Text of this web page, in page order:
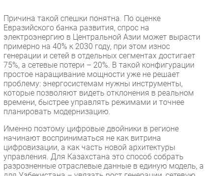
IT класс
Тестовый стенд
Каталог компаний
Причина такой спешки понятна. По оценке
Евразийского банка развития, спрос на
электроэнергию в Центральной Азии может вырасти
примерно на 40% к 2030 году, при этом износ
генерации и сетей в отдельных сегментах достигает
75%, а сетевые потери – 20%. В такой конфигурации
простое наращивание мощности уже не решает
проблему: энергосистемам нужны инструменты,
которые позволяют видеть отклонения в реальном
времени, быстрее управлять режимами и точнее
планировать модернизацию.
Именно поэтому цифровые двойники в регионе
начинают восприниматься не как витрина
цифровизации, а как часть новой архитектуры
управления. Для Казахстана это способ собрать
разрозненные отраслевые данные в единую модель, а